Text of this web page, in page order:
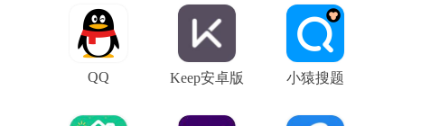
QQ Keep安卓版 小猿搜题